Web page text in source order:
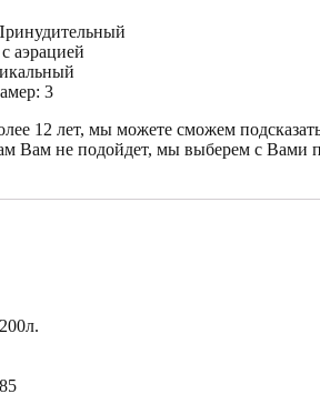
аэрацией
3
12 лет, мы можете сможем
Вам не подойдет, мы выберем с Вами
200л.
85